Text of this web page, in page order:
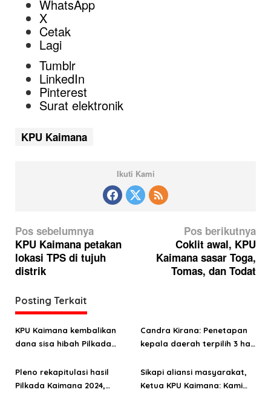
WhatsApp
X
Cetak
Lagi
Tumblr
LinkedIn
Pinterest
Surat elektronik
KPU Kaimana
Ikuti Kami
N
a
v
i
g
a
s
i
p
o
Pos sebelumnya
KPU Kaimana petakan
lokasi TPS di tujuh
distrik
Pos berikutnya
Coklit awal, KPU
Kaimana sasar Toga,
Tomas, dan Todat
Posting Terkait
KPU Kaimana kembalikan
dana sisa hibah Pilkada
Candra Kirana: Penetapan
kepala daerah terpilih 3 hari
Pleno rekapitulasi hasil
Pilkada Kaimana 2024,
Sikapi aliansi masyarakat,
Ketua KPU Kaimana: Kami